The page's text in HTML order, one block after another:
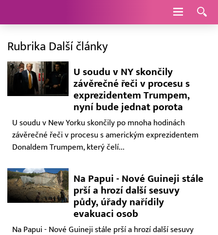
Navigace
Rubrika Další články
U soudu v NY skončily
závěrečné řeči v procesu s
exprezidentem Trumpem,
nyní bude jednat porota
U soudu v New Yorku skončily po mnoha hodinách
závěrečné řeči v procesu s americkým exprezidentem
Donaldem Trumpem, který čelí...
Na Papui - Nové Guineji stále
prší a hrozí další sesuvy
půdy, úřady nařídily
evakuaci osob
Na Papui - Nové Guineji stále prší a hrozí další sesuvy